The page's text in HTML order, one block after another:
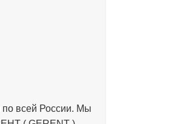
по всей России. Мы